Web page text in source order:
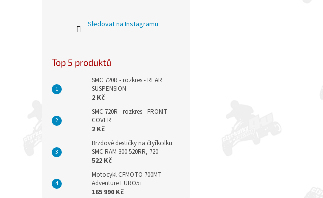
Sledovat na Instagramu
Top 5 produktů
SMC 720R - rozkres - REAR
SUSPENSION
2 Kč
SMC 720R - rozkres - FRONT
COVER
2 Kč
Brzdové destičky na čtyřkolku
SMC RAM 300 520RR, 720
522 Kč
Motocykl CFMOTO 700MT
Adventure EURO5+
165 990 Kč